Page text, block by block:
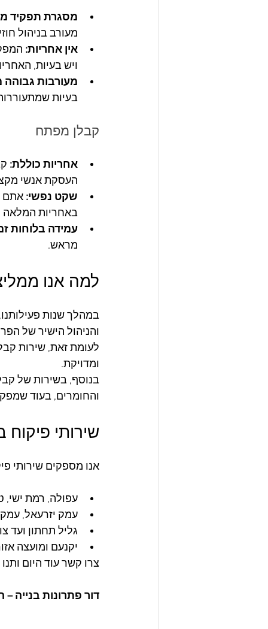
מסגרת תפקיד
מעורב בניהול
אין אחריות:
ויש בעיות,
מעורבות
בעיות
קבלן מפתח
אחריות כוללת:
העסקת אנשי
שקט נפשי: אתם
באחריות המלאה
עמידה בלוחות
מראש.
למה אנו
במהלך שנות
והניהול הישיר של
לעומת זאת, שירות
ומדויקת.
בנוסף, בשירות של
והחומרים, בעוד
שירותי פיקוח
אנו מספקים שירותי
עפולה, רמת ישי,
עמק יזרעאל, עמק
גליל תחתון ועד
יקנעם ומועצה
צרו קשר עוד היום
דור פתרונות בנייה